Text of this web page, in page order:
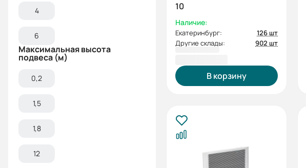
4
6
Максимальная высота
подвеса (м)
0,2
1,5
1,8
12
10
Наличие:
Екатеринбург:
126 шт
Другие склады:
902 шт
В корзину